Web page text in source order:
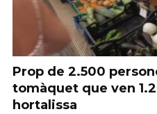
Prop de 2.500
tomàquet que ven
hortalissa